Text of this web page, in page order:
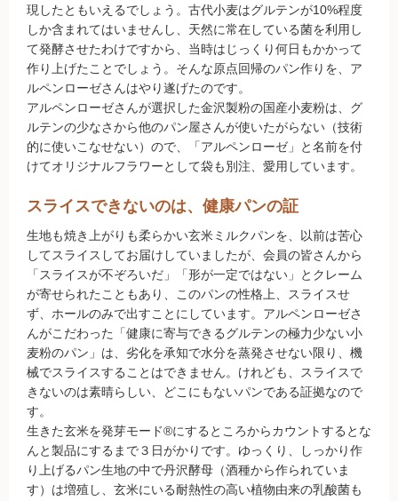
定期購入について
現したともいえるでしょう。古代小麦はグルテンが10%程度
しか含まれてはいませんし、天然に常在している菌を利用し
て発酵させたわけですから、当時はじっくり何日もかかって
作り上げたことでしょう。そんな原点回帰のパン作りを、ア
ルペンローゼさんはやり遂げたのです。
アルペンローゼさんが選択した金沢製粉の国産小麦粉は、グ
ルテンの少なさから他のパン屋さんが使いたがらない（技術
的に使いこなせない）ので、「アルペンローゼ」と名前を付
けてオリジナルフラワーとして袋も別注、愛用しています。
スライスできないのは、健康パンの証
生地も焼き上がりも柔らかい玄米ミルクパンを、以前は苦心
してスライスしてお届けしていましたが、会員の皆さんから
「スライスが不ぞろいだ」「形が一定ではない」とクレーム
が寄せられたこともあり、このパンの性格上、スライスせ
ず、ホールのみで出すことにしています。アルペンローゼさ
んがこだわった「健康に寄与できるグルテンの極力少ない小
麦粉のパン」は、劣化を承知で水分を蒸発させない限り、機
械でスライスすることはできません。けれども、スライスで
きないのは素晴らしい、どこにもないパンである証拠なので
す。
生きた玄米を発芽モード®にするところからカウントするとな
んと製品にするまで３日がかりです。ゆっくり、しっかり作
り上げるパン生地の中で丹沢酵母（酒種から作られていま
す）は増殖し、玄米にいる耐熱性の高い植物由来の乳酸菌も